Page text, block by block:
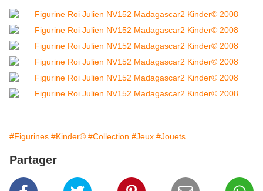
#Figurines #Kinder© #Collection #Jeux #Jouets
Partager